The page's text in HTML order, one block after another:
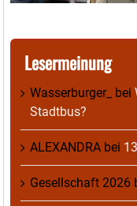
Lesermeinung
Wasserburger_ bei
Stadtbus?
ALEXANDRA bei
Gesellschaft 2026